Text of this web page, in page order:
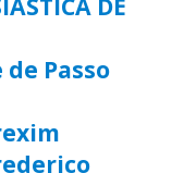
Passo